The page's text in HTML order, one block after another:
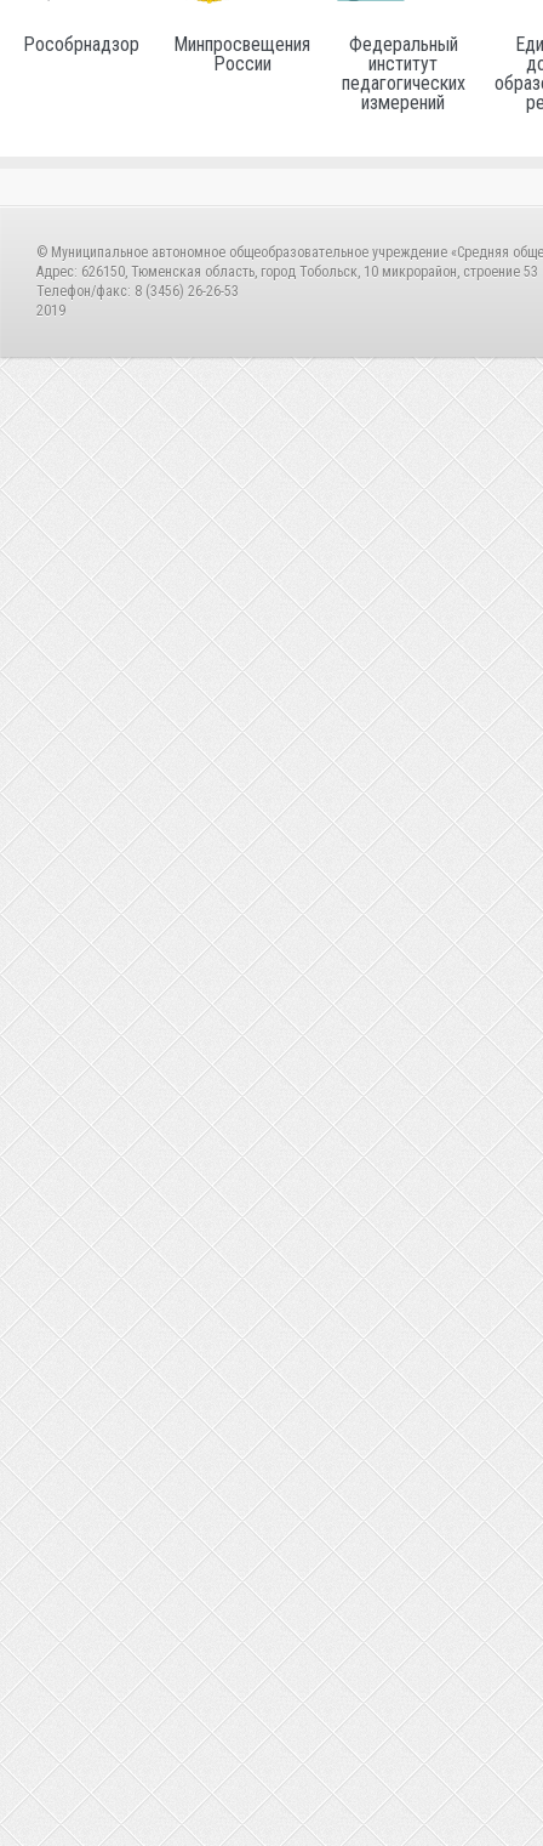
Рособрнадзор
Минпросвещения
России
Федеральный
институт
педагогических
измерений
© Муниципальное автономное общеобразовательное учреждение «Средняя
Адрес: 626150, Тюменская область, город Тобольск, 10 микрорайон, строение 53
Телефон/факс: 8 (3456) 26-26-53
2019